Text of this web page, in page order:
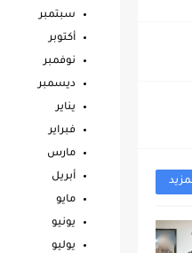
سبتمبر
أكتوبر
نوفمبر
ديسمبر
يناير
فبراير
مارس
أبريل
مايو
يونيو
يوليو